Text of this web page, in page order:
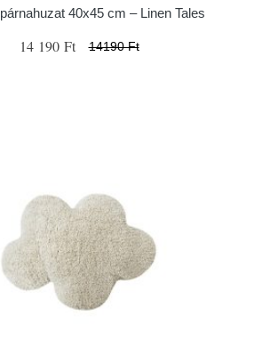
40x45 cm – Linen Tales
14 190 Ft 14190 Ft